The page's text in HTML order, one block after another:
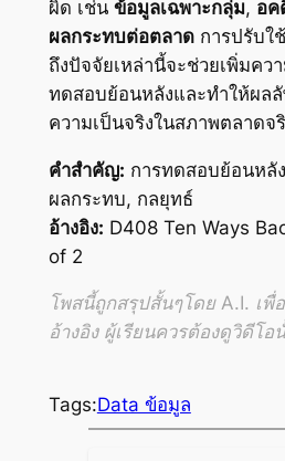
ผิด เช่น ข้อมูลเฉพาะกลุ่ม, อค
ผลกระทบต่อตลาดการปรับใ
ถึงปัจจัยเหล่านี้จะช่วยเพิ่มคว
ทดสอบย้อนหลังและทำให้ผล
ความเป็นจริงในสภาพตลาดจ
คำสำคัญ: การทดสอบย้อนหลั
ผลกระทบ, กลยุทธ์
อ้างอิง: D408 Ten Ways
of 2
โพสนี้ถูกสรุปสั้นๆโดย A.I. เพื่
อ้างอิง ผู้เรียนควรต้องดูวิดีโอ
Tags:Data ข้อมูล